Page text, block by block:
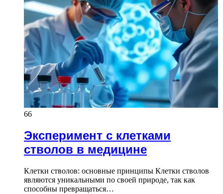
66
Эксперимент с клетками
стволов в медицине
Клетки стволов: основные принципы Клетки стволов
являются уникальными по своей природе, так как
способны превращаться…